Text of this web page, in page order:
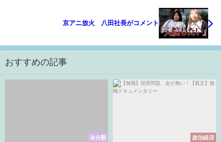
京アニ放火 八田社長がコメント
おすすめの記事
未分類 政治経済